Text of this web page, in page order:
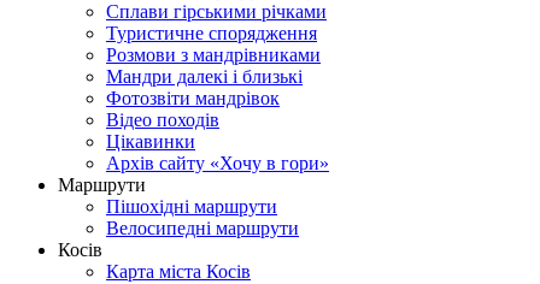
Сплави гірськими річками
Туристичне спорядження
Розмови з мандрівниками
Мандри далекі і близькі
Фотозвіти мандрівок
Відео походів
Цікавинки
Архів сайту «Хочу в гори»
Маршрути
Пішохідні маршрути
Велосипедні маршрути
Косів
Карта міста Косів